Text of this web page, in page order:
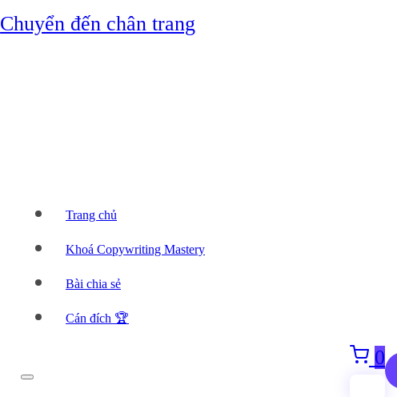
Chuyển đến chân trang
Trang chủ
Khoá Copywriting Mastery
Bài chia sẻ
Cán đích 🏆
0